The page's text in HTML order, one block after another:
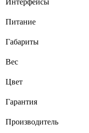
Питание
Габариты
Вес
Цвет
Гарантия
Производитель